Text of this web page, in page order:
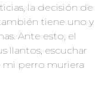
la decisión de
tiene uno y
Ante esto, el
llantos, escuchar
mi perro muriera